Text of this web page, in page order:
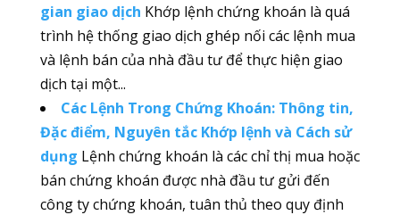
gian giao dịch Khớp lệnh chứng khoán là quá
trình hệ thống giao dịch ghép nối các lệnh mua
và lệnh bán của nhà đầu tư để thực hiện giao
dịch tại một...
Các Lệnh Trong Chứng Khoán: Thông tin,
Đặc điểm, Nguyên tắc Khớp lệnh và Cách sử
dụng Lệnh chứng khoán là các chỉ thị mua hoặc
bán chứng khoán được nhà đầu tư gửi đến
công ty chứng khoán, tuân thủ theo quy định